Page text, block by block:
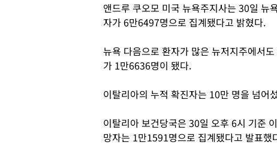
앤드루 쿠오모 미국 뉴욕주지사는 30일 뉴
자가 6만6497명으로 집계됐다고 밝혔다.
뉴욕 다음으로 환자가 많은 뉴저지주에서
가 1만6636명이 됐다.
이탈리아의 누적 확진자는 10만 명을 넘어
이탈리아 보건당국은 30일 오후 6시 기준
망자는 1만1591명으로 집계됐다고 발표했